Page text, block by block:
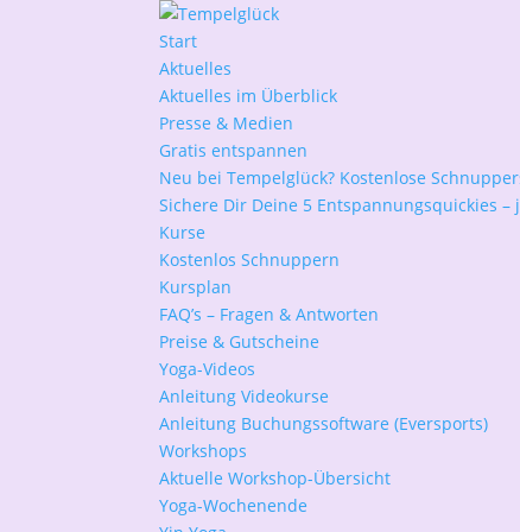
Start
Aktuelles
Aktuelles im Überblick
Presse & Medien
Gratis entspannen
Neu bei Tempelglück? Kostenlose
Sichere Dir Deine 5 Entspannungsquickies –
Kurse
Kostenlos Schnuppern
Kursplan
FAQ’s – Fragen & Antworten
Preise & Gutscheine
Yoga-Videos
Anleitung Videokurse
Anleitung Buchungssoftware (Eversports)
Workshops
Aktuelle Workshop-Übersicht
Yoga-Wochenende